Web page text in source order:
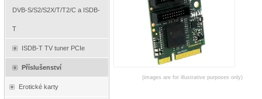
DVB-S/S2/S2X/T/T2/C a ISDB-
T
ISDB-T TV tuner PCIe
Příslušenství
Erotické karty
(images are for illustrative purposes only)